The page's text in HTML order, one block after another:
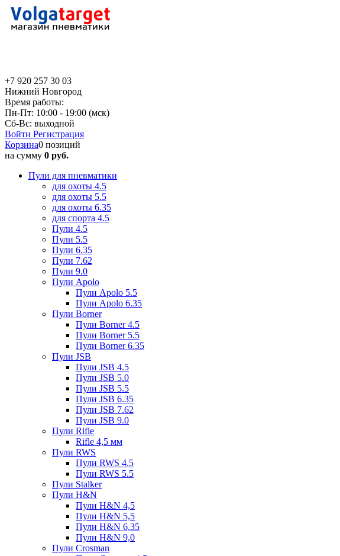
+7 920 257 30 03
Нижний Новгород
Время работы:
Пн-Пт: 10:00 - 19:00 (мск)
Сб-Вс: выходной
Войти Регистрация
Корзина0 позиций
на сумму 0 руб.
Пули для пневматики
для охоты 4.5
для охоты 5.5
для охоты 6.35
для спорта 4.5
Пули 4.5
Пули 5.5
Пули 6.35
Пули 7.62
Пули 9.0
Пули Apolo
Пули Apolo 5.5
Пули Apolo 6.35
Пули Borner
Пули Borner 4.5
Пули Borner 5.5
Пули Borner 6.35
Пули JSB
Пули JSB 4.5
Пули JSB 5.0
Пули JSB 5.5
Пули JSB 6.35
Пули JSB 7.62
Пули JSB 9.0
Пули Rifle
Rifle 4,5 мм
Пули RWS
Пули RWS 4.5
Пули RWS 5.5
Пули Stalker
Пули H&N
Пули H&N 4,5
Пули H&N 5,5
Пули H&N 6,35
Пули H&N 9,0
Пули Crosman